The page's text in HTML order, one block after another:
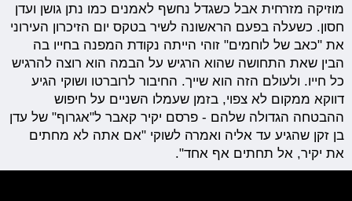
מוזיקה מזרחית אבל כשגדל נחשף לאמנים כמו נתן גושן ועדן
חסון. כשעלה בפעם הראשונה לשיר בטקס יום הזיכרון העירוני
את "כאב של לוחמים" זוהי הייתה נקודת המפנה בחייו בה
הבין שאת התחושה שהוא הרגיש על הבמה הוא רוצה להרגיש
כל חייו. ולעולם הזה הוא שייך. החיבור לרוברטו ושוקי הגיע
דווקא ממקום לא צפוי, בזמן שעמלו השניים על חיפוש
ההבטחה הגדולה שלהם - פרסם יקיר קאבר ל"אגרוף" של עדן
בן זקן שהגיע עד אליה ואמרה לשוקי "אם אתה לא מחתים
את יקיר, אל תחתים אף אחד".